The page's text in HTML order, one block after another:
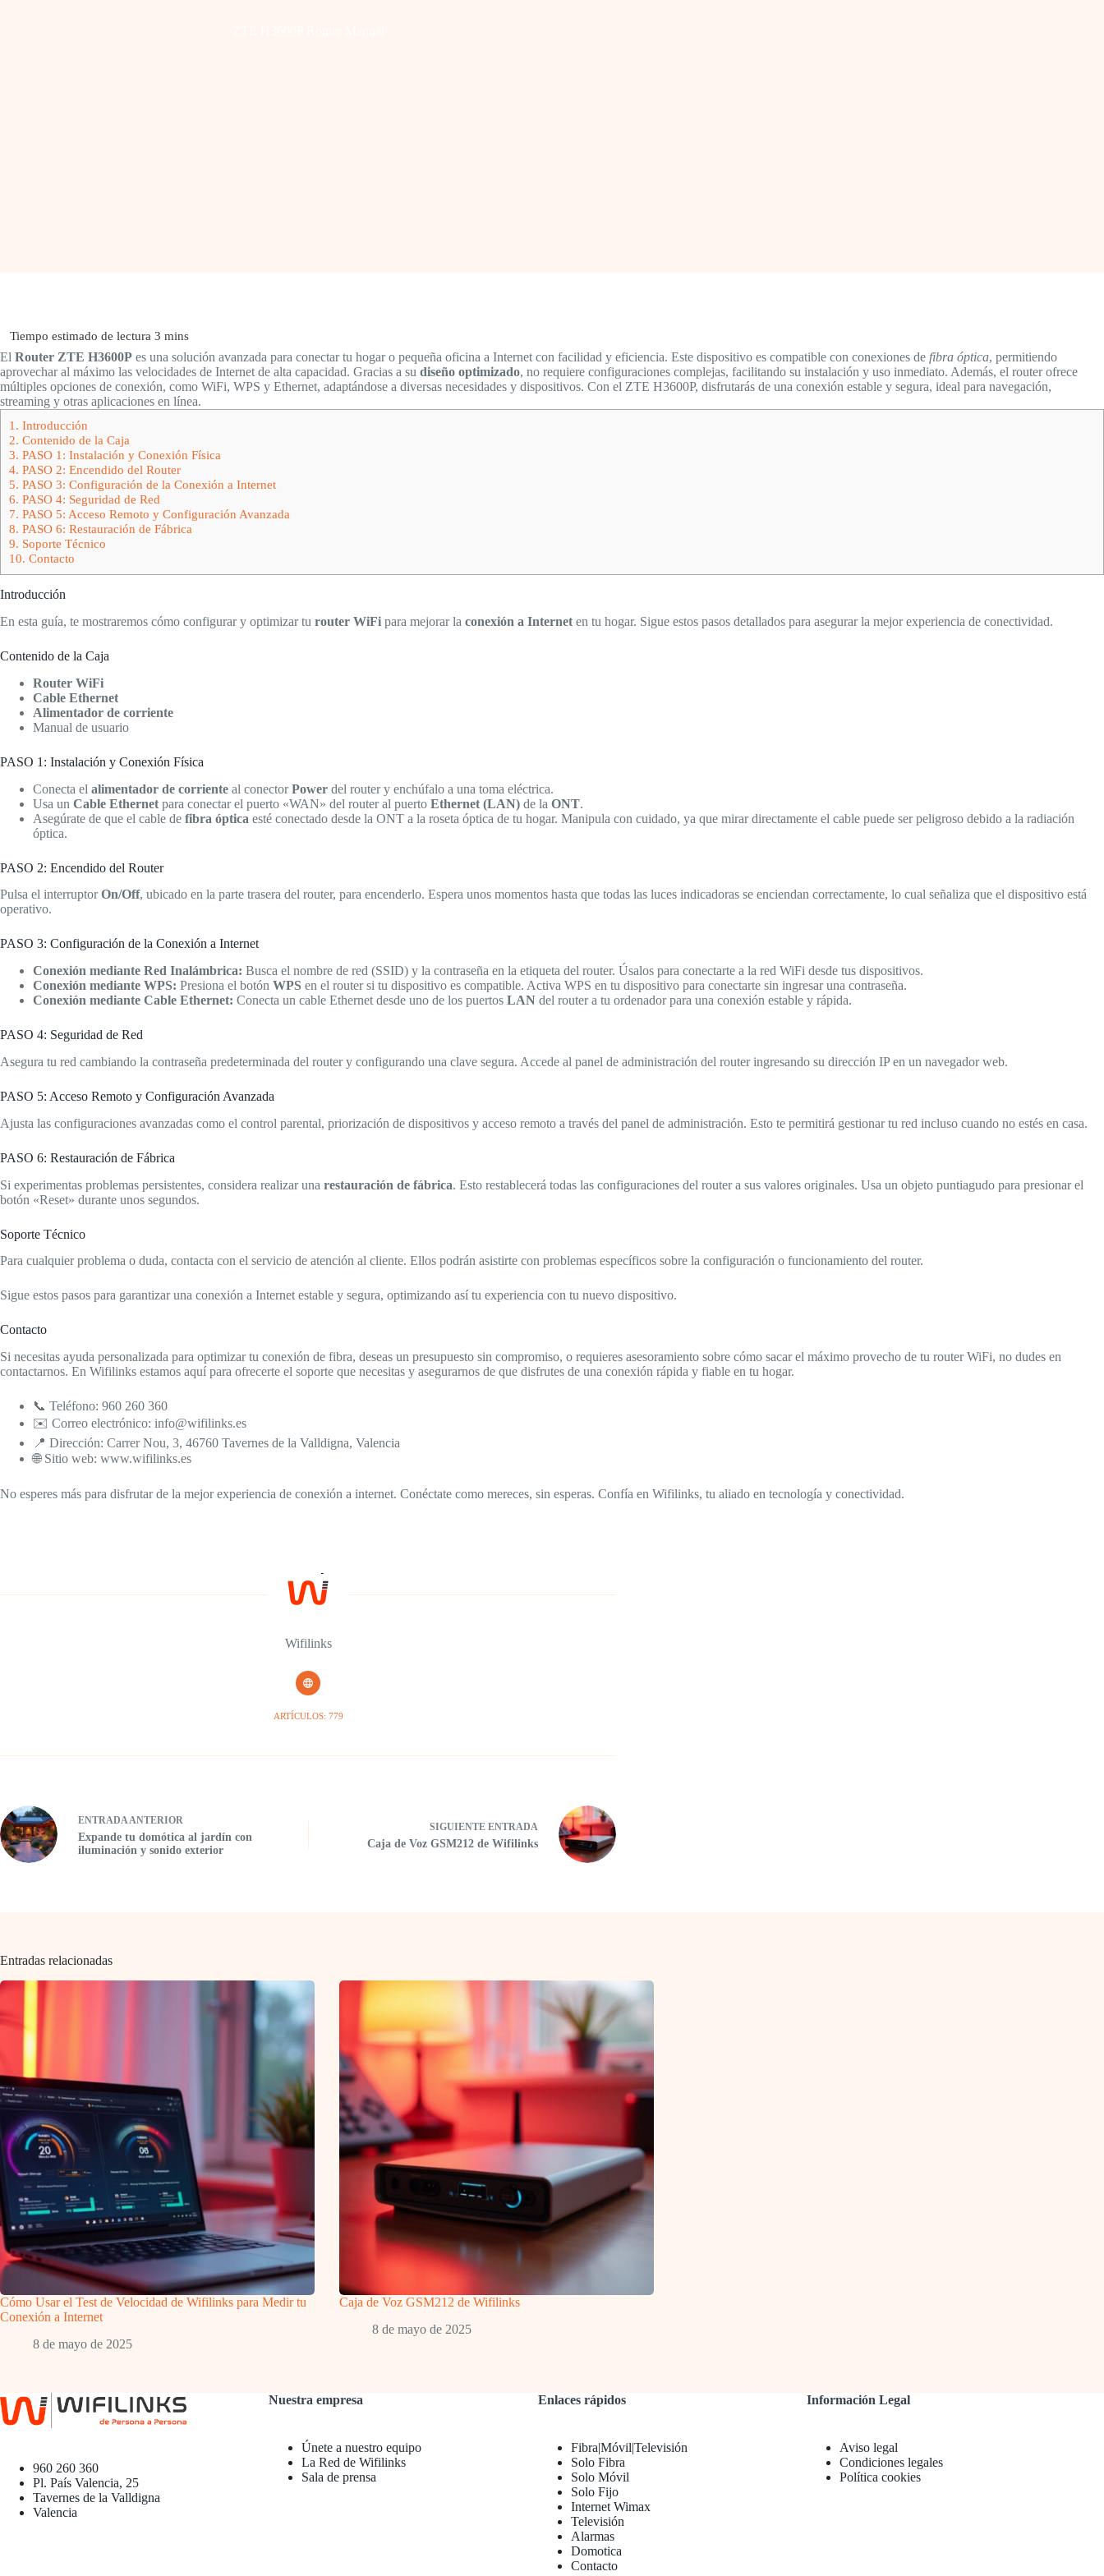
El Router ZTE H3600P es una solución avanzada para conectar tu hogar o pequeña oficina a Internet con facilidad y eficiencia. Este dispositivo es compatible con conexiones de fibra óptica, permitiendo
aprovechar al máximo las velocidades de Internet de alta capacidad. Gracias a su diseño optimizado, no requiere configuraciones complejas, facilitando su instalación y uso inmediato. Además, el router ofrece
múltiples opciones de conexión, como WiFi, WPS y Ethernet, adaptándose a diversas necesidades y dispositivos. Con el ZTE H3600P, disfrutarás de una conexión estable y segura, ideal para navegación,
streaming y otras aplicaciones en línea.
1. Introducción
2. Contenido de la Caja
3. PASO 1: Instalación y Conexión Física
4. PASO 2: Encendido del Router
5. PASO 3: Configuración de la Conexión a Internet
6. PASO 4: Seguridad de Red
7. PASO 5: Acceso Remoto y Configuración Avanzada
8. PASO 6: Restauración de Fábrica
9. Soporte Técnico
10. Contacto
Introducción
En esta guía, te mostraremos cómo configurar y optimizar tu router WiFi para mejorar la conexión a Internet en tu hogar. Sigue estos pasos detallados para asegurar la mejor experiencia de conectividad.
Contenido de la Caja
Router WiFi
Cable Ethernet
Alimentador de corriente
Manual de usuario
PASO 1: Instalación y Conexión Física
Conecta el alimentador de corriente al conectorPower del router y enchúfalo a una toma eléctrica.
Usa un Cable Ethernet para conectar el puerto «WAN» del router al puerto Ethernet (LAN) de la ONT.
Asegúrate de que el cable de fibra óptica esté conectado desde la ONT a la roseta óptica de tu hogar. Manipula con cuidado, ya que mirar directamente el cable puede ser peligroso debido a la radiación
óptica.
PASO 2: Encendido del Router
Pulsa el interruptorOn/Off, ubicado en la parte trasera del router, para encenderlo. Espera unos momentos hasta que todas las luces indicadoras se enciendan correctamente, lo cual señaliza que el dispositivo está
operativo.
PASO 3: Configuración de la Conexión a Internet
Conexión mediante Red Inalámbrica: Busca el nombre de red (SSID) y la contraseña en la etiqueta del router. Úsalos para conectarte a la red WiFi desde tus dispositivos.
Conexión mediante WPS: Presiona el botón WPS en el router si tu dispositivo es compatible. Activa WPS en tu dispositivo para conectarte sin ingresar una contraseña.
Conexión mediante Cable Ethernet: Conecta un cable Ethernet desde uno de los puertos LAN del router a tu ordenador para una conexión estable y rápida.
PASO 4: Seguridad de Red
Asegura tu red cambiando la contraseña predeterminada del router y configurando una clave segura. Accede al panel de administración del router ingresando su dirección IP en un navegador web.
PASO 5: Acceso Remoto y Configuración Avanzada
Ajusta las configuraciones avanzadas como el control parental, priorización de dispositivos y acceso remoto a través del panel de administración. Esto te permitirá gestionar tu red incluso cuando no estés en casa.
PASO 6: Restauración de Fábrica
Si experimentas problemas persistentes, considera realizar una restauración de fábrica. Esto restablecerá todas las configuraciones del router a sus valores originales. Usa un objeto puntiagudo para presionar el
botón «Reset» durante unos segundos.
Soporte Técnico
Para cualquier problema o duda, contacta con el servicio de atención al cliente. Ellos podrán asistirte con problemas específicos sobre la configuración o funcionamiento del router.
Sigue estos pasos para garantizar una conexión a Internet estable y segura, optimizando así tu experiencia con tu nuevo dispositivo.
Contacto
Si necesitas ayuda personalizada para optimizar tu conexión de fibra, deseas un presupuesto sin compromiso, o requieres asesoramiento sobre cómo sacar el máximo provecho de tu router WiFi, no dudes en
contactarnos. En Wifilinks estamos aquí para ofrecerte el soporte que necesitas y asegurarnos de que disfrutes de una conexión rápida y fiable en tu hogar.
📞 Teléfono: 960 260 360
✉️ Correo electrónico: info@wifilinks.es
📍 Dirección: Carrer Nou, 3, 46760 Tavernes de la Valldigna, Valencia
🌐 Sitio web: www.wifilinks.es
No esperes más para disfrutar de la mejor experiencia de conexión a internet. Conéctate como mereces, sin esperas. Confía en Wifilinks, tu aliado en tecnología y conectividad.
Wifilinks
ARTÍCULOS: 779
ENTRADA ANTERIOR
Expande tu domótica al jardín con
iluminación y sonido exterior
SIGUIENTE ENTRADA
Caja de Voz GSM212 de Wifilinks
Entradas relacionadas
Cómo Usar el Test de Velocidad de Wifilinks para Medir tu
Conexión a Internet
8 de mayo de 2025
Caja de Voz GSM212 de Wifilinks
8 de mayo de 2025
960 260 360
Pl. País Valencia, 25
Tavernes de la Valldigna
Valencia
Nuestra empresa
Únete a nuestro equipo
La Red de Wifilinks
Sala de prensa
Enlaces rápidos
Fibra|Móvil|Televisión
Solo Fibra
Solo Móvil
Solo Fijo
Internet Wimax
Televisión
Alarmas
Domotica
Contacto
Información Legal
Aviso legal
Condiciones legales
Política cookies